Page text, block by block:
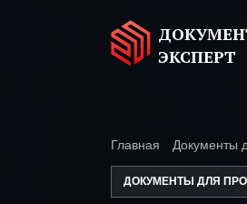
ЭКСПЕРТ
Главная Документы
ДОКУМЕНТЫ ДЛЯ